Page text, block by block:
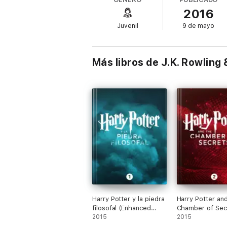
quieras echar un vistazo a algunos de
El distribuidor proporcionará al menos el
ayudando a menores en todo el mundo
* Se entiende como ingresos el precio en
Juvenil
2016
9 de mayo
Más libros de J.K. Rowling
Harry Potter y la piedra
filosofal (Enhanced
Edition)
2015
Harry Potter
Chamber of
(Enhanced
2015